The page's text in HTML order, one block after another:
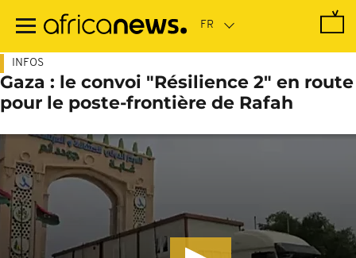
contenu
INFOS
Gaza : le convoi "Résilience 2" en route
pour le poste-frontière de Rafah